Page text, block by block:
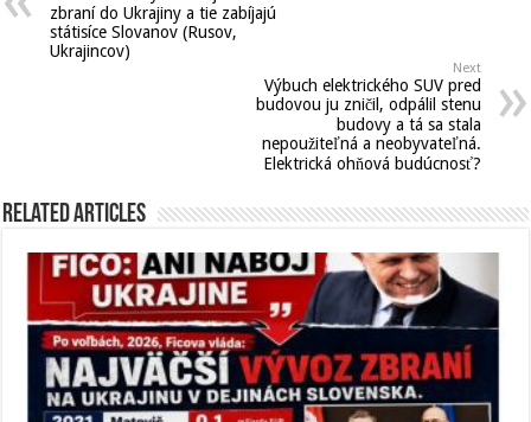
zbraní do Ukrajiny a tie zabíjajú
státisíce Slovanov (Rusov,
Ukrajincov)
Next
Výbuch elektrického SUV pred
budovou ju zničil, odpálil stenu
budovy a tá sa stala
nepoužiteľná a neobyvateľná.
Elektrická ohňová budúcnosť?
Related Articles